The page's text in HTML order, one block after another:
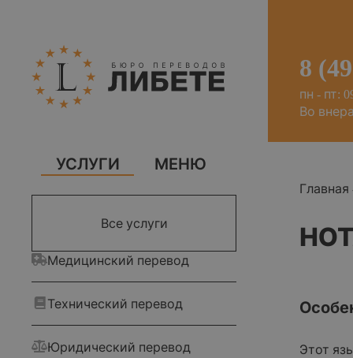
УСЛУГИ МЕНЮ
Все услуги
Медицинский перевод
Технический перевод
Юридический перевод
8
пн - пт:
Во
Главная
Этот